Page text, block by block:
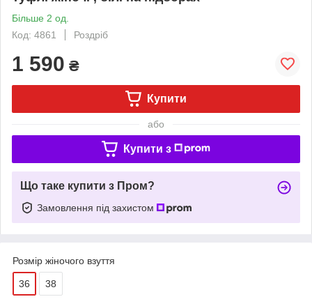
Більше 2 од.
Код: 4861
Роздріб
1 590 ₴
Купити
або
Купити з
Що таке купити з Пром?
Замовлення під захистом
Розмір жіночого взуття
36 38